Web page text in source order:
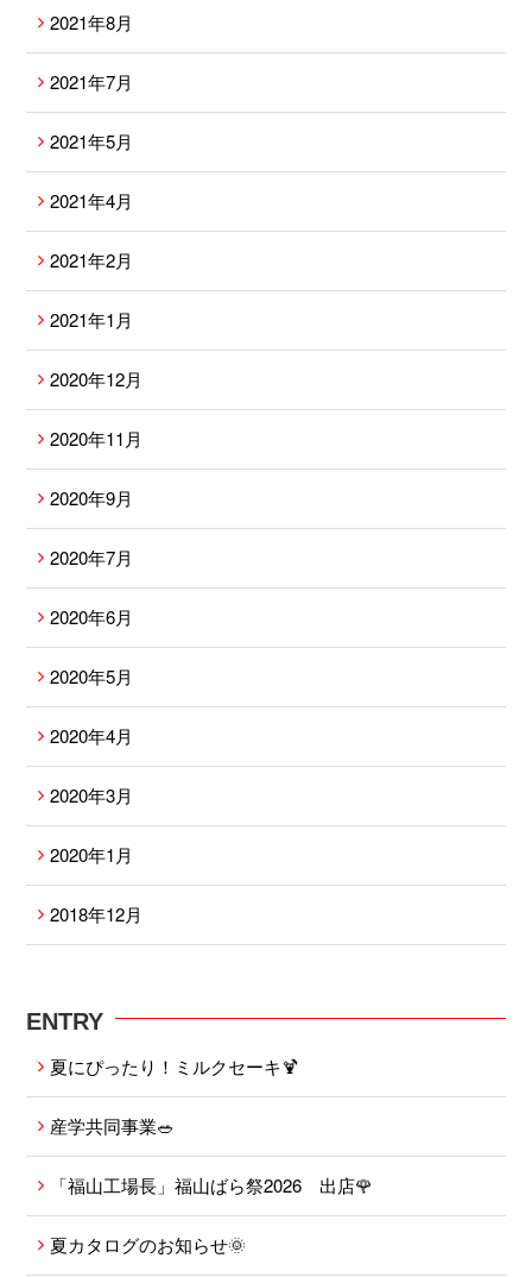
2021年8月
2021年7月
2021年5月
2021年4月
2021年2月
2021年1月
2020年12月
2020年11月
2020年9月
2020年7月
2020年6月
2020年5月
2020年4月
2020年3月
2020年1月
2018年12月
ENTRY
夏にぴったり！ミルクセーキ🍹
産学共同事業🥗
「福山工場長」福山ばら祭2026 出店🌹
夏カタログのお知らせ🌞